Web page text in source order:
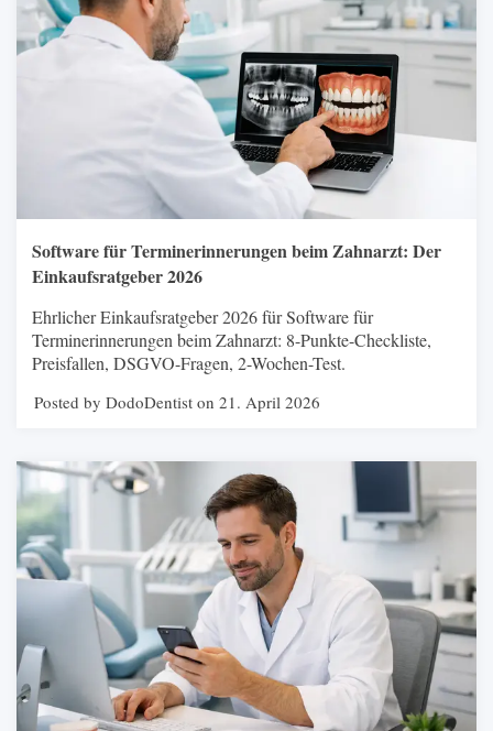
Software für Terminerinnerungen beim Zahnarzt: Der
Einkaufsratgeber 2026
Ehrlicher Einkaufsratgeber 2026 für Software für
Terminerinnerungen beim Zahnarzt: 8-Punkte-Checkliste,
Preisfallen, DSGVO-Fragen, 2-Wochen-Test.
Posted by DodoDentist on 21. April 2026